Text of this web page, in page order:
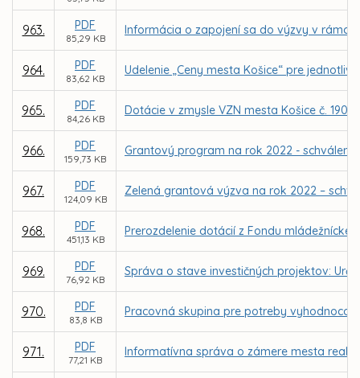
963. PDF
85,29 KB
Informácia o zapojení sa do výzvy v rámci
964. PDF
83,62 KB
Udelenie „Ceny mesta Košice“ pre
965. PDF
84,26 KB
Dotácie v zmysle VZN mesta Košice č. 190
966. PDF
159,73 KB
Grantový program na rok 2022 -
967. PDF
124,09 KB
Zelená grantová výzva na rok 2022 –
968. PDF
451,13 KB
Prerozdelenie dotácií z Fondu
969. PDF
76,92 KB
Správa o stave investičných projektov:
970. PDF
83,8 KB
Pracovná skupina pre potreby
971. PDF
77,21 KB
Informatívna správa o zámere mesta